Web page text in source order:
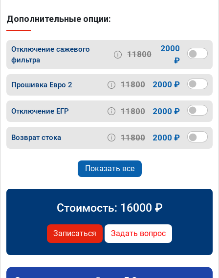
Дополнительные опции:
Отключение сажевого
фильтра
11800
2000
₽
Прошивка Евро 2 11800 2000 ₽
Отключение ЕГР 11800 2000 ₽
Возврат стока 11800 2000 ₽
Показать все
Стоимость: 16000 ₽
Записаться Задать вопрос